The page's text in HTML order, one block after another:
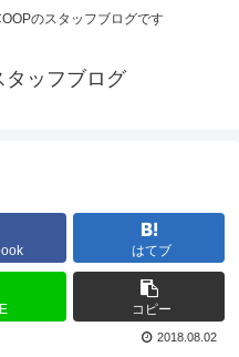
のスタッフブログです
タッフブログ
はてブ
コピー
2018.08.02